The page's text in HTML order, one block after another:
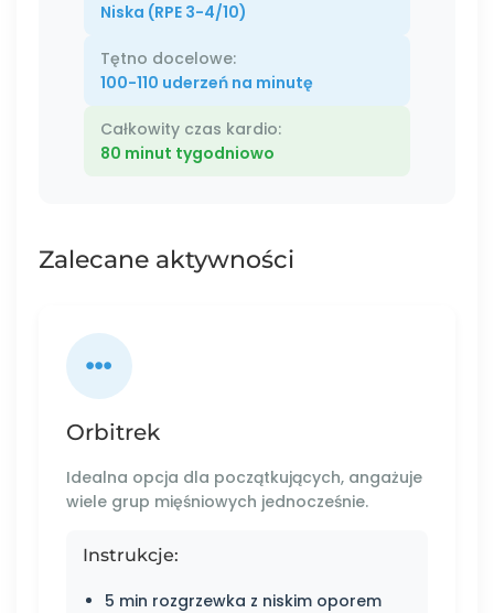
Niska (RPE 3-4/10)
Tętno docelowe:
100-110 uderzeń na minutę
Całkowity czas kardio:
80 minut tygodniowo
Zalecane aktywności
Orbitrek
Idealna opcja dla początkujących, angażuje
wiele grup mięśniowych jednocześnie.
Instrukcje:
5 min rozgrzewka z niskim oporem